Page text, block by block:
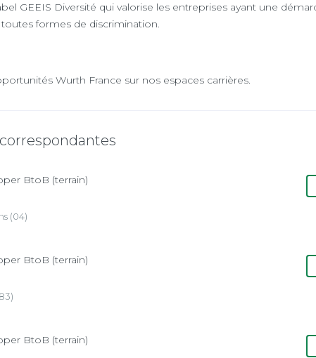
GEEIS Diversité qui valorise les entreprises ayant une
formes de discrimination.
Wurth France sur nos espaces carrières.
BtoB (terrain)
(04)
BtoB (terrain)
BtoB (terrain)